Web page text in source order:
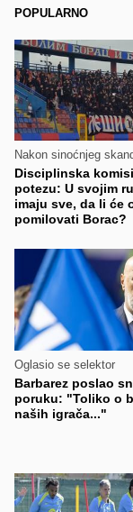
POPULARNO
Nakon sinoćnjeg
Disciplinska
potezu: U svojim
imaju sve, da li će
pomilovati Borac?
Oglasio se selektor
Barbarez poslao
poruku: "Toliko o
naših igrača..."